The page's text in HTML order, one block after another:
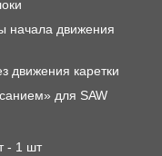
начала движения
движения каретки
для SAW
- 1 шт